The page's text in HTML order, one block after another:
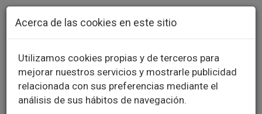
Acerca de las cookies en este sitio
Utilizamos cookies propias y de terceros para
mejorar nuestros servicios y mostrarle publicidad
relacionada con sus preferencias mediante el
análisis de sus hábitos de navegación.
Pasar al contenido principal
Contacto Llámanos976 573 660
English Español